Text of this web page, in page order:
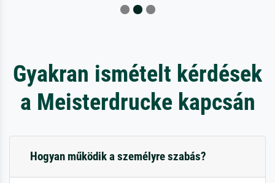
Gyakran ismételt kérdések
a Meisterdrucke kapcsán
Hogyan működik a személyre szabás?